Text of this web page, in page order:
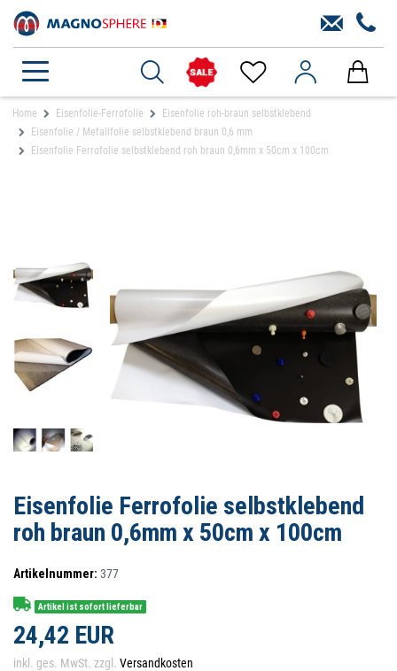
Home Eisenfolie-Ferrofolie
Eisenfolie roh-braun selbstklebend
Eisenfolie / Metallfolie selbstklebend braun 0,6 mm
Eisenfolie Ferrofolie selbstklebend roh braun 0,6mm x 50cm x 100cm
Eisenfolie Ferrofolie selbstklebend
roh braun 0,6mm x 50cm x 100cm
Artikelnummer: 377
Artikel ist sofort lieferbar
24,42 EUR
inkl. ges. MwSt. zzgl. Versandkosten